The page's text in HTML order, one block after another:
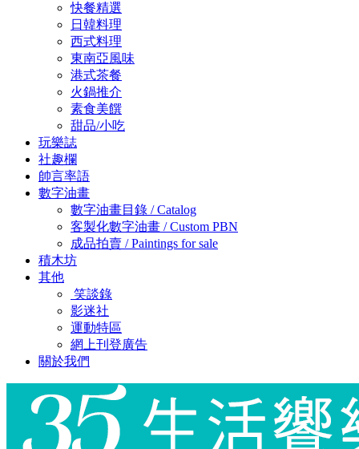
快餐精選
日韓料理
西式料理
東南亞風味
港式茶餐
火鍋推介
素食美饌
甜品/小吃
玩樂誌
社趣欄
帥言率語
數字油畫
數字油畫目錄 / Catalog
客製化數字油畫 / Custom PBN
成品拍賣 / Paintings for sale
積木坊
其他
笑談錄
影迷社
運動特區
網上刊登廣告
關於我們